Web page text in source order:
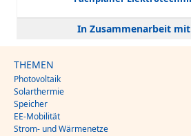
In Zusammenarbeit mit
THEMEN
Photovoltaik
Solarthermie
Speicher
EE-Mobilität
Strom- und Wärmenetze